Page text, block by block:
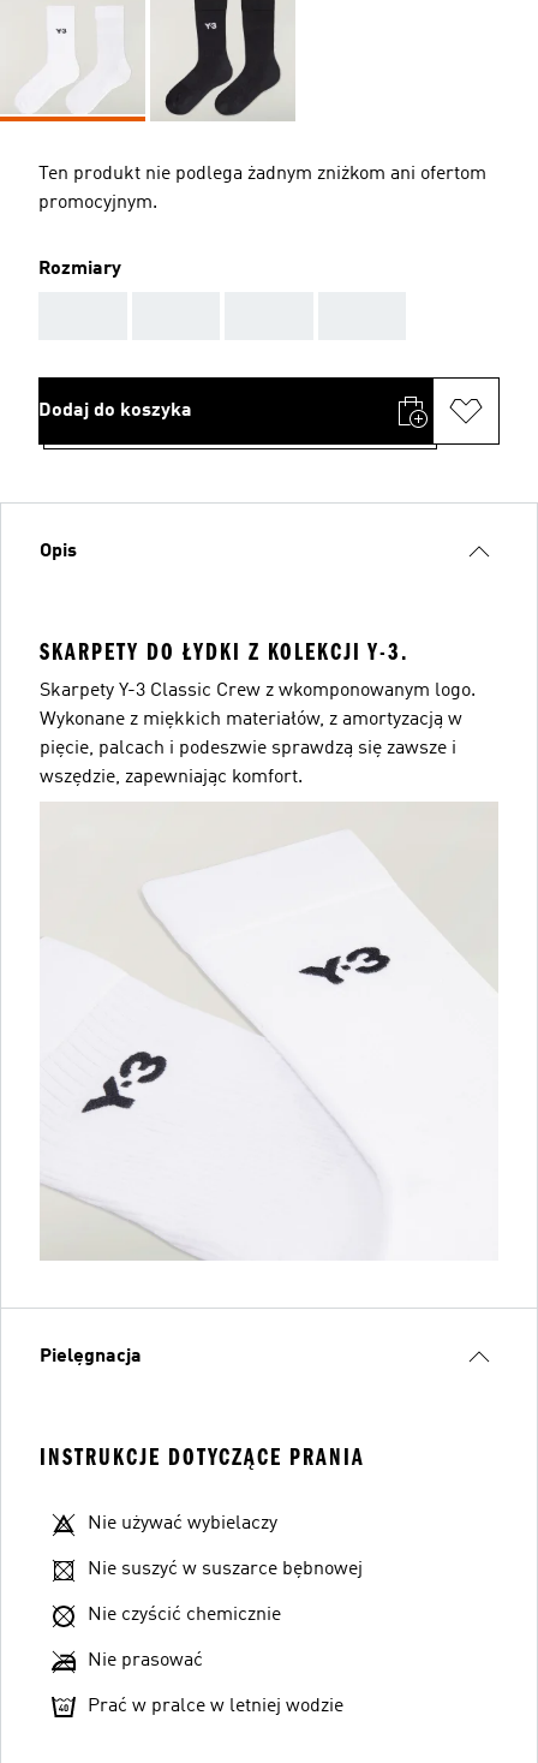
Ten produkt nie podlega żadnym zniżkom ani ofertom
promocyjnym.
Rozmiary
Dodaj do koszyka
Opis
SKARPETY DO ŁYDKI Z KOLEKCJI Y-3.
Skarpety Y-3 Classic Crew z wkomponowanym logo.
Wykonane z miękkich materiałów, z amortyzacją w
pięcie, palcach i podeszwie sprawdzą się zawsze i
wszędzie, zapewniając komfort.
Pielęgnacja
INSTRUKCJE DOTYCZĄCE PRANIA
Nie używać wybielaczy
Nie suszyć w suszarce bębnowej
Nie czyścić chemicznie
Nie prasować
Prać w pralce w letniej wodzie